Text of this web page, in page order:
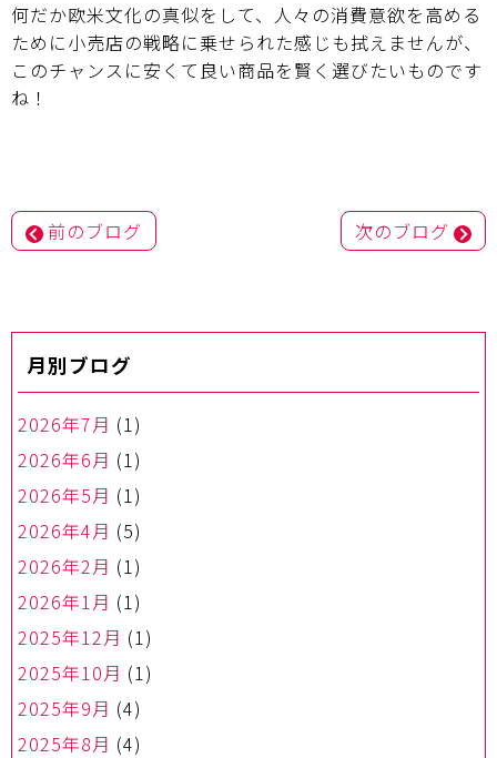
何だか欧米文化の真似をして、人々の消費意欲を高める
ために小売店の戦略に乗せられた感じも拭えませんが、
このチャンスに安くて良い商品を賢く選びたいものです
ね！
投
稿
ナ
ー
シ
ョ
ン
前のブログ 次のブログ
月別ブログ
2026年7月 (1)
2026年6月 (1)
2026年5月 (1)
2026年4月 (5)
2026年2月 (1)
2026年1月 (1)
2025年12月 (1)
2025年10月 (1)
2025年9月 (4)
2025年8月 (4)